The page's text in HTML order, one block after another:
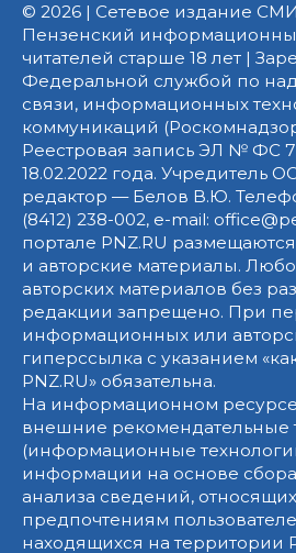
© 2026 | Сетевое издание СМИ
Пензенский
читателей старше 18 лет |
Федеральной службой по
связи, информационных
коммуникаций
Реестровая запись ЭЛ № ФС
18.02.2022 года. Учредитель
редактор — Белов В.Ю.
(8412) 238-002, e-mail:
портале PNZ.RU
и авторские материалы.
авторских материалов без
редакции запрещено. При
информационных или
гиперссылка с указанием
PNZ.RU» обязательна.
На информационном
внешние рекомендательные
(информационные
информации на основе
анализа сведений,
предпочтениям
находящихся на территории